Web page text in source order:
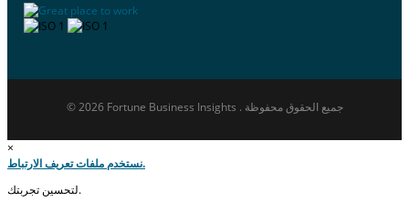
© 2026 Fortune Business Insights . جميع الحقوق محفوظة
×
نستخدم ملفات تعريف الارتباط.
لتحسين تجربتك.